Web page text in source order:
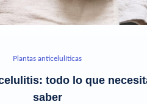
Plantas anticelulíticas
todo lo que
saber